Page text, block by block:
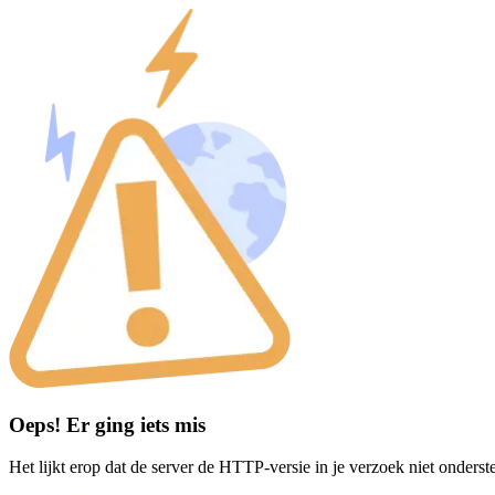
Oeps! Er ging iets mis
Het lijkt erop dat de server de HTTP-versie in je verzoek niet